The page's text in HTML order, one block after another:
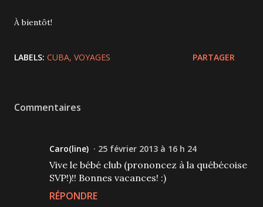
À bientôt!
LABELS: CUBA VOYAGES PARTAGER
Commentaires
Caro(line) 25 février 2013 à 16 h 24
Vive le bébé club (prononcez à la québécoise
SVP!)!! Bonnes vacances! :)
RÉPONDRE